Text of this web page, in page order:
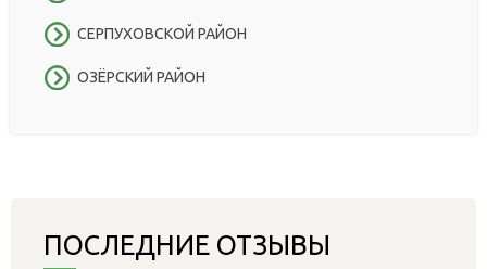
СЕРПУХОВСКОЙ РАЙОН
ОЗЁРСКИЙ РАЙОН
ПОСЛЕДНИЕ ОТЗЫВЫ